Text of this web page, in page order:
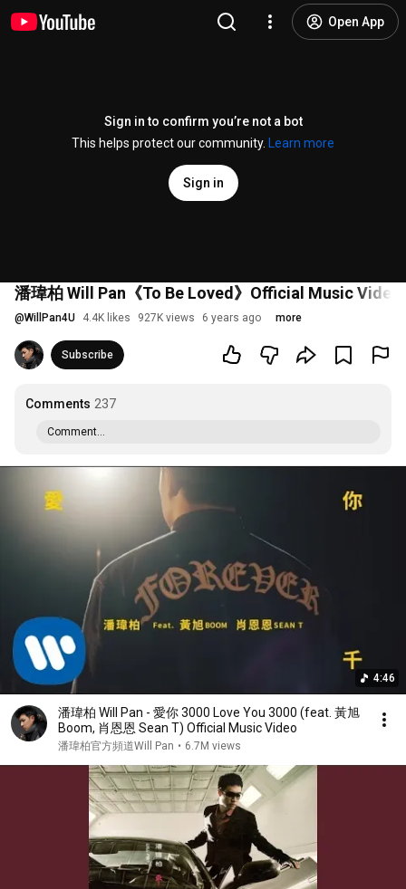
Open App
Sign in to confirm you’re not a bot
This helps protect our community.
Learn more
Sign in
潘瑋柏 Will Pan《To Be Loved》Official Music
@WillPan4U 4.4K likes 927K views 6 years ago more
Subscribe
Comments 237
Comment...
4:46
潘瑋柏 Will Pan - 愛你 3000 Love You 3000 (feat. 黃旭
Boom, 肖恩恩 Sean T) Official Music Video
潘瑋柏官方頻道Will Pan • 6.7M views